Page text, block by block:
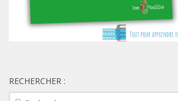
RECHERCHER :
Rechercher :